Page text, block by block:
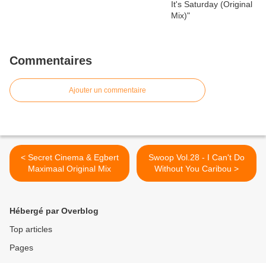
Commentaires
Ajouter un commentaire
< Secret Cinema & Egbert
Maximaal Original Mix
Swoop Vol.28 - I Can't Do
Without You Caribou >
Hébergé par Overblog
Top articles
Pages